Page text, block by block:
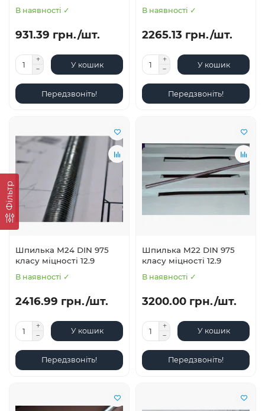
Фільтр
В наявності ✓
931.39 грн./шт.
У кошик
Передзвоніть!
В наявності ✓
2265.13 грн./шт.
У кошик
Передзвоніть!
Шпилька М24 DIN 975
класу міцності 12.9
В наявності ✓
2416.99 грн./шт.
У кошик
Передзвоніть!
Шпилька М22 DIN 975
класу міцності 12.9
В наявності ✓
3200.00 грн./шт.
У кошик
Передзвоніть!